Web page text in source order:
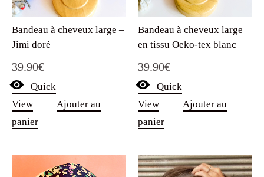
Bandeau à cheveux large –
Jimi doré
39.90€
Quick
View
Ajouter au
panier
Bandeau à cheveux large
en tissu Oeko-tex blanc
39.90€
Quick
View
Ajouter au
panier